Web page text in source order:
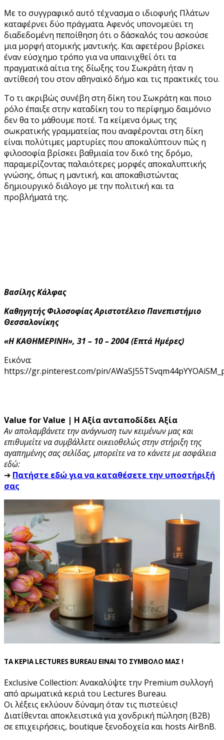
Με το συγγραφικό αυτό τέχνασμα ο ιδιοφυής Πλάτων
καταφέρνει δύο πράγματα. Αφενός υπονομεύει τη
διαδεδομένη πεποίθηση ότι ο δάσκαλός του ασκούσε
μια μορφή ατομικής μαντικής. Και αφετέρου βρίσκει
έναν εύσχημο τρόπο για να υπαινιχθεί ότι τα
πραγματικά αίτια της δίωξης του Σωκράτη ήταν η
αντίθεσή του στον αθηναϊκό δήμο και τις πρακτικές του.
Το τι ακριβώς συνέβη στη δίκη του Σωκράτη και ποιο
ρόλο έπαιξε στην καταδίκη του το περίφημο δαιμόνιο
δεν θα το μάθουμε ποτέ. Τα κείμενα όμως της
σωκρατικής γραμματείας που αναφέρονται στη δίκη
είναι πολύτιμες μαρτυρίες που αποκαλύπτουν πώς η
φιλοσοφία βρίσκει βαθμιαία τον δικό της δρόμο,
παραμερίζοντας παλαιότερες μορφές αποκαλυπτικής
γνώσης, όπως η μαντική, και αποκαθιστώντας
δημιουργικό διάλογο με την πολιτική και τα
προβλήματά της.
Bασίλης Kάλφας
Καθηγητής Φιλοσοφίας Αριστοτέλειο Πανεπιστήμιο
Θεσσαλονίκης
«Η ΚΑΘΗΜΕΡΙΝΗ», 31 – 10 – 2004 (Επτά Ημέρες)
Εικόνα:
https://gr.pinterest.com/pin/
Value for Value | Η Αξία ανταποδίδει Αξία
Αν απολαμβάνετε την ανάγνωση των κειμένων μας και
επιθυμείτε να συμβάλλετε οικειοθελώς στην στήριξη της
αγαπημένης σας σελίδας, μπορείτε να το κάνετε με ασφάλεια
εδώ:
➔ Πατήστε εδώ για να καταθέσετε την υποστήριξή
σας
ΤΑ ΚΕΡΙΑ LECTURES BUREAU ΕΙΝΑΙ ΤΟ ΣΥΜΒΟΛΟ ΜΑΣ !
Exclusive Collection: Ανακαλύψτε την Premium συλλογή
από αρωματικά κεριά του Lectures Bureau.
Οι λέξεις εκλύουν δύναμη όταν τις πιστεύεις!
Διατίθενται αποκλειστικά για χονδρική πώληση (B2B)
σε επιχειρήσεις, boutique ξενοδοχεία και hosts AirBnB.